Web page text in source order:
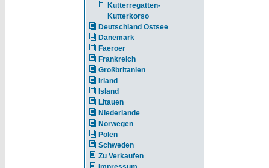
Kutterregatten-
Kutterkorso
Deutschland Ostsee
Dänemark
Faeroer
Frankreich
Großbritanien
Irland
Island
Litauen
Niederlande
Norwegen
Polen
Schweden
Zu Verkaufen